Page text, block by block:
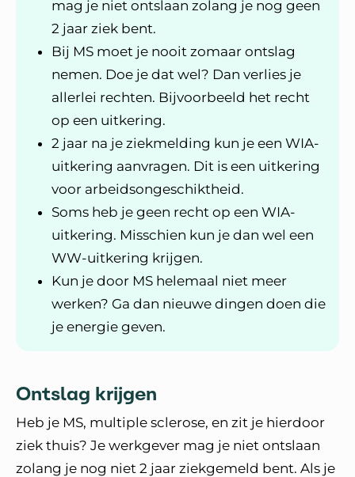
mag je niet ontslaan zolang je nog geen
2 jaar ziek bent.
Bij MS moet je nooit zomaar ontslag
nemen. Doe je dat wel? Dan verlies je
allerlei rechten. Bijvoorbeeld het recht
op een uitkering.
2 jaar na je ziekmelding kun je een WIA-
uitkering aanvragen. Dit is een uitkering
voor arbeidsongeschiktheid.
Soms heb je geen recht op een WIA-
uitkering. Misschien kun je dan wel een
WW-uitkering krijgen.
Kun je door MS helemaal niet meer
werken? Ga dan nieuwe dingen doen die
je energie geven.
Ontslag krijgen
Heb je MS, multiple sclerose, en zit je hierdoor
ziek thuis? Je werkgever mag je niet ontslaan
zolang je nog niet 2 jaar ziekgemeld bent. Als je